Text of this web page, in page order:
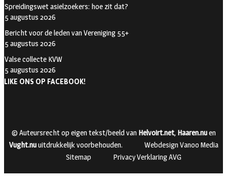
Spreidingswet asielzoekers: hoe zit dat?
5 augustus 2026
Bericht voor de leden van Vereniging 55+
5 augustus 2026
Valse collecte KVW
5 augustus 2026
LIKE ONS OP FACEBOOK!
© Auteursrecht op eigen tekst/beeld van Helvoirt.net, Haaren.nuen
Vught.nuuitdrukkelijk voorbehouden.
Webdesign Vanoo Media
Sitemap
Privacy Verklaring AVG